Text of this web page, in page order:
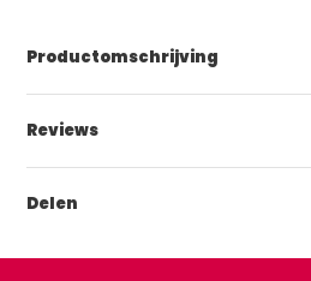
Productomschrijving
Reviews
Delen